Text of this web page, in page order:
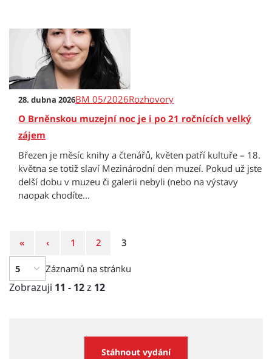
28. dubna 2026BM 05/2026Rozhovory
O Brněnskou muzejní noc je i po 21 ročnících velký
zájem
Březen je měsíc knihy a čtenářů, květen patří kultuře – 18.
května se totiž slaví Mezinárodní den muzeí. Pokud už jste
delší dobu v muzeu či galerii nebyli (nebo na výstavy
naopak chodíte...
«První ‹PředchozíStrana
1 Strana
2 Strana
3
Záznamů na stránku
Zobrazuji 11 - 12z 12
Stáhnout vydání